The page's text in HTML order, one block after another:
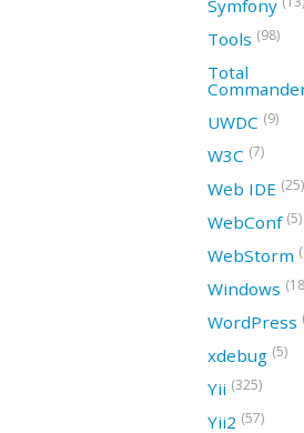
Symfony
Tools (98)
Total
UWDC (9)
W3C (7)
Web IDE (25)
WebConf (5)
WebStorm
Windows
WordPress
xdebug (5)
Yii (325)
Yii2 (57)